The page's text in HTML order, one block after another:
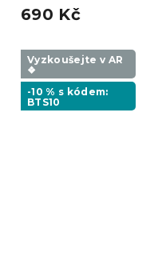
690 Kč
Vyzkoušejte v AR
❖
-10 % s kódem:
BTS10